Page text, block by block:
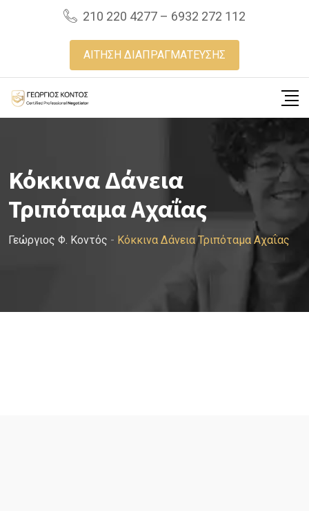
210 220 4277 – 6932 272 112
ΑΙΤΗΣΗ ΔΙΑΠΡΑΓΜΑΤΕΥΣΗΣ
Κόκκινα Δάνεια
Τριπόταμα Αχαΐας
Γεώργιος Φ. Κοντός - Κόκκινα Δάνεια Τριπόταμα Αχαΐας